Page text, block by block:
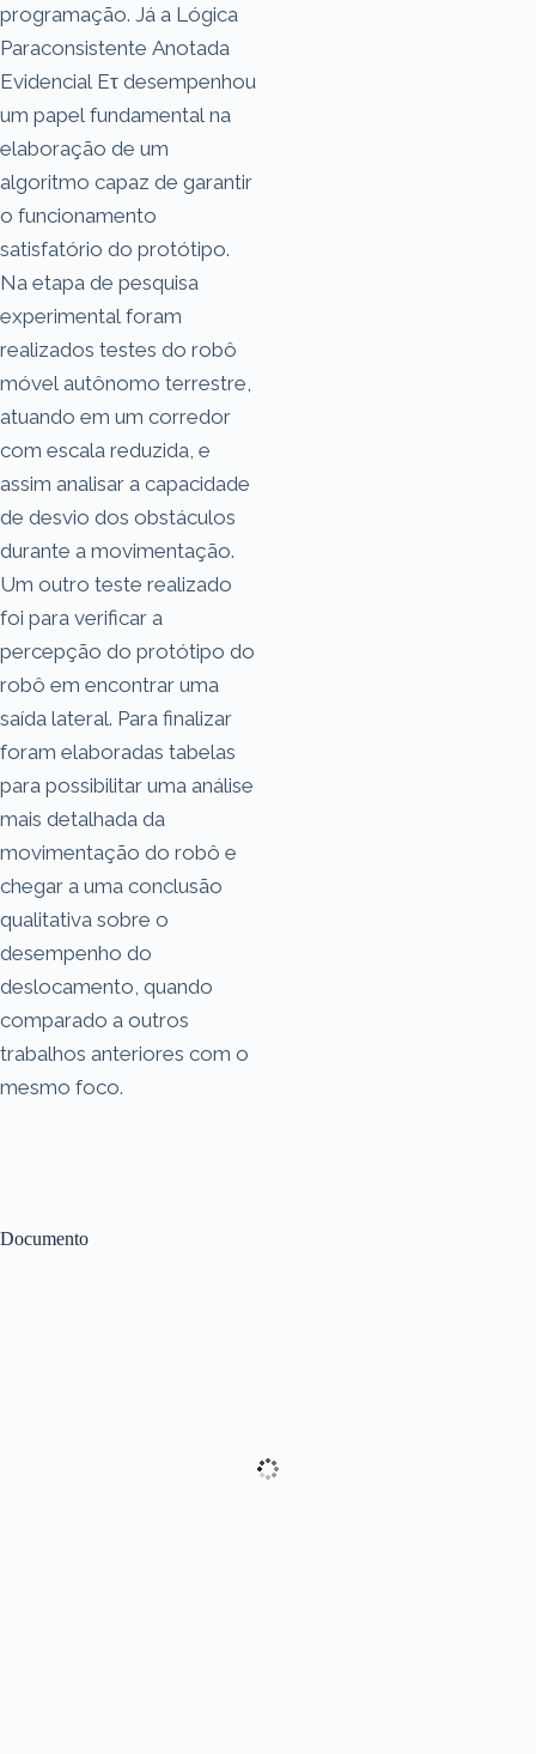
Documento
programação. Já a Lógica
Paraconsistente Anotada
Evidencial Eτ desempenhou
um papel fundamental na
elaboração de um
algoritmo capaz de garantir
o funcionamento
satisfatório do protótipo.
Na etapa de pesquisa
experimental foram
realizados testes do robô
móvel autônomo terrestre,
atuando em um corredor
com escala reduzida, e
assim analisar a capacidade
de desvio dos obstáculos
durante a movimentação.
Um outro teste realizado
foi para verificar a
percepção do protótipo do
robô em encontrar uma
saída lateral. Para finalizar
foram elaboradas tabelas
para possibilitar uma análise
mais detalhada da
movimentação do robô e
chegar a uma conclusão
qualitativa sobre o
desempenho do
deslocamento, quando
comparado a outros
trabalhos anteriores com o
mesmo foco.